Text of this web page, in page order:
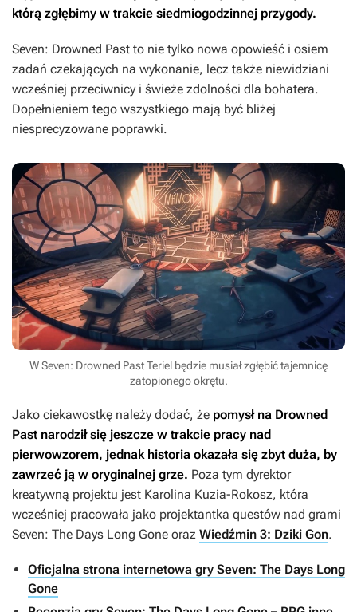
którą zgłębimy w trakcie siedmiogodzinnej przygody.
Seven: Drowned Past to nie tylko nowa opowieść i osiem
zadań czekających na wykonanie, lecz także niewidziani
wcześniej przeciwnicy i świeże zdolności dla bohatera.
Dopełnieniem tego wszystkiego mają być bliżej
niesprecyzowane poprawki.
W Seven: Drowned Past Teriel będzie musiał zgłębić tajemnicę
zatopionego okrętu.
Jako ciekawostkę należy dodać, że pomysł na Drowned
Past narodził się jeszcze w trakcie pracy nad
pierwowzorem, jednak historia okazała się zbyt duża, by
zawrzeć ją w oryginalnej grze. Poza tym dyrektor
kreatywną projektu jest Karolina Kuzia-Rokosz, która
wcześniej pracowała jako projektantka questów nad grami
Seven: The Days Long Gone oraz Wiedźmin 3: Dziki Gon.
Oficjalna strona internetowa gry Seven: The Days Long
Gone